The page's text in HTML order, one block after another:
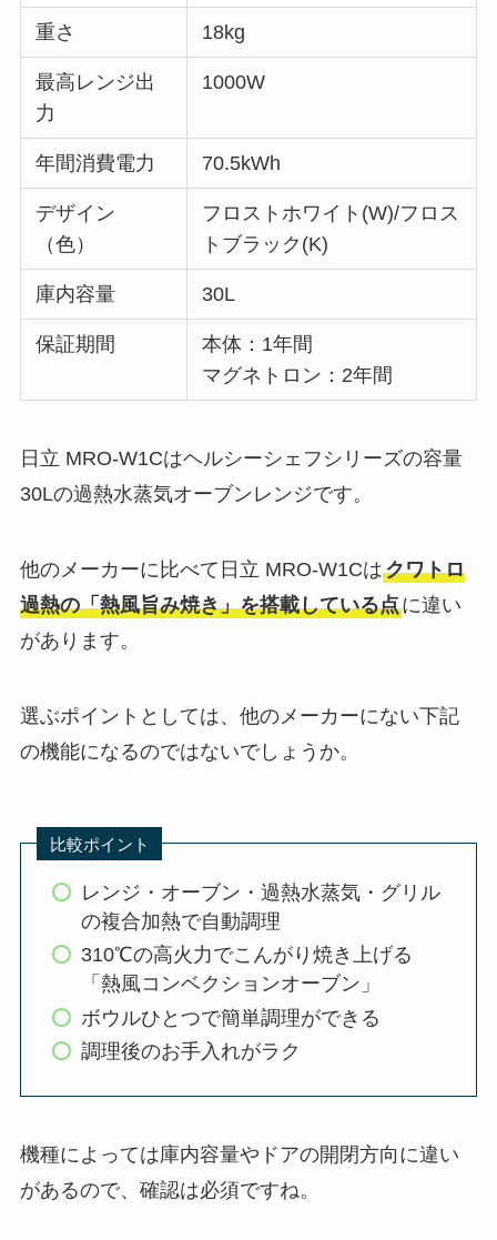
重さ 18kg
最高レンジ出
力
1000W
年間消費電力 70.5kWh
デザイン
（色）
フロストホワイト(W)/フロス
トブラック(K)
庫内容量 30L
保証期間
本体：1年間
マグネトロン：2年間
日立 MRO-W1Cはヘルシーシェフシリーズの容量
30Lの過熱水蒸気オーブンレンジです。
他のメーカーに比べて日立 MRO-W1Cはクワトロ
過熱の「熱風旨み焼き」を搭載している点に違い
があります。
選ぶポイントとしては、他のメーカーにない下記
の機能になるのではないでしょうか。
比較ポイント
レンジ・オーブン・過熱水蒸気・グリル
の複合加熱で自動調理
310℃の高火力でこんがり焼き上げる
「熱風コンベクションオーブン」
ボウルひとつで簡単調理ができる
調理後のお手入れがラク
機種によっては庫内容量やドアの開閉方向に違い
があるので、確認は必須ですね。